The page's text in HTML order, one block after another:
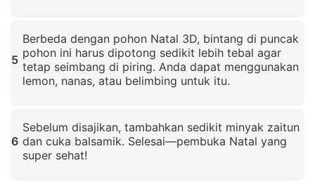
5
Berbeda dengan pohon Natal 3D, bintang di puncak
pohon ini harus dipotong sedikit lebih tebal agar
tetap seimbang di piring. Anda dapat menggunakan
lemon, nanas, atau belimbing untuk itu.
6
Sebelum disajikan, tambahkan sedikit minyak zaitun
dan cuka balsamik. Selesai—pembuka Natal yang
super sehat!